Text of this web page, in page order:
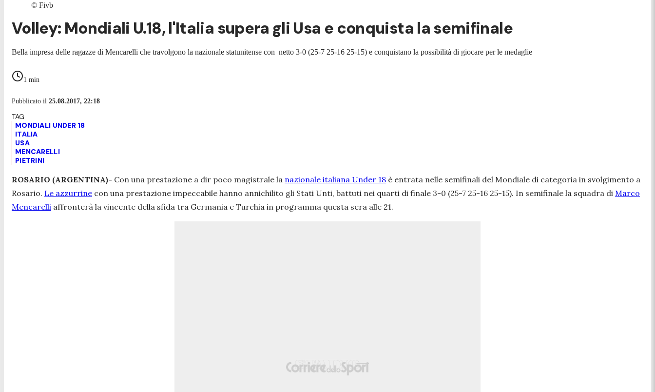
© Fivb
Volley: Mondiali U.18, l'Italia supera gli Usa e conquista la semifinale
Bella impresa delle ragazze di Mencarelli che travolgono la nazionale statunitense con netto 3-0 (25-7 25-16 25-15) e conquistano la possibilità di giocare per le medaglie
1 min
Pubblicato il 25.08.2017, 22:18
MONDIALI UNDER 18
ITALIA
USA
MENCARELLI
PIETRINI
ROSARIO (ARGENTINA)- Con una prestazione a dir poco magistrale la nazionale italiana Under 18 è entrata nelle semifinali del Mondiale di categoria in svolgimento a
Rosario. Le azzurrine con una prestazione impeccabile hanno annichilito gli Stati Unti, battuti nei quarti di finale 3-0 (25-7 25-16 25-15). In semifinale la squadra di Marco
Mencarelli affronterà la vincente della sfida tra Germania e Turchia in programma questa sera alle 21.